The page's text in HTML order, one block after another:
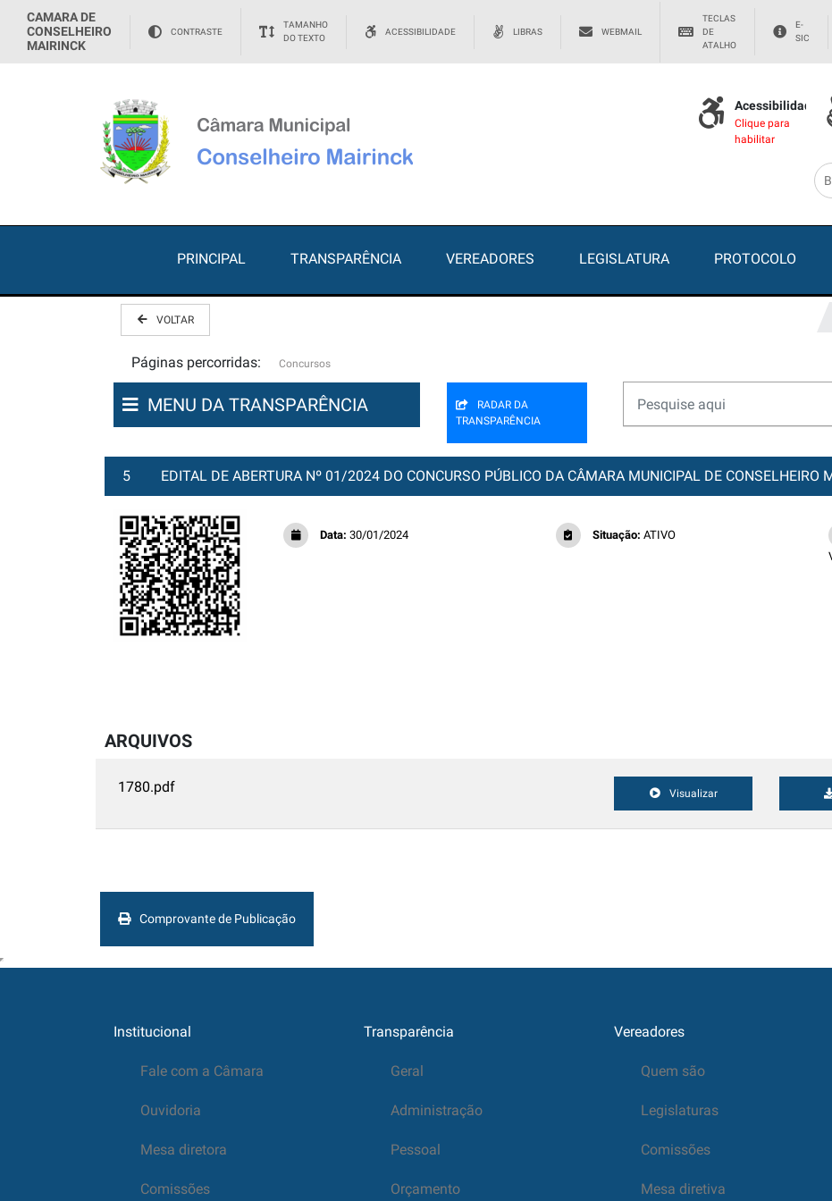
CAMARA DE
CONSELHEIRO
MAIRINCK
CONTRASTE
TAMANHO
DO TEXTO
ACESSIBILIDADE LIBRAS WEBMAIL
TECLAS
DE
ATALHO
E-
SIC
Acessibilidade
Clique para
habilitar
PRINCIPAL TRANSPARÊNCIA VEREADORES LEGISLATURA PROTOCOLO
VOLTAR
Páginas percorridas: Concursos
MENU DA TRANSPARÊNCIA
RADAR DA
TRANSPARÊNCIA
5 EDITAL DE ABERTURA Nº 01/2024 DO CONCURSO PÚBLICO DA CÂMARA MUNICIPAL DE CONSELHEIRO
Data: 30/01/2024 Situação: ATIVO
ARQUIVOS
1780.pdf Visualizar
Comprovante de Publicação
Institucional
Fale com a Câmara
Ouvidoria
Mesa diretora
Comissões
Transparência
Geral
Administração
Pessoal
Orçamento
Vereadores
Quem são
Legislaturas
Comissões
Mesa diretiva